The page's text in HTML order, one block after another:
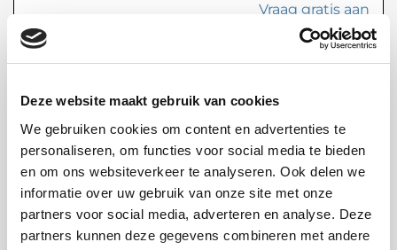
Deze website maakt gebruik van cookies
We gebruiken cookies om content en advertenties te
personaliseren, om functies voor social media te bieden
en om ons websiteverkeer te analyseren. Ook delen we
informatie over uw gebruik van onze site met onze
partners voor social media, adverteren en analyse. Deze
partners kunnen deze gegevens combineren met andere
Vraag gratis aan